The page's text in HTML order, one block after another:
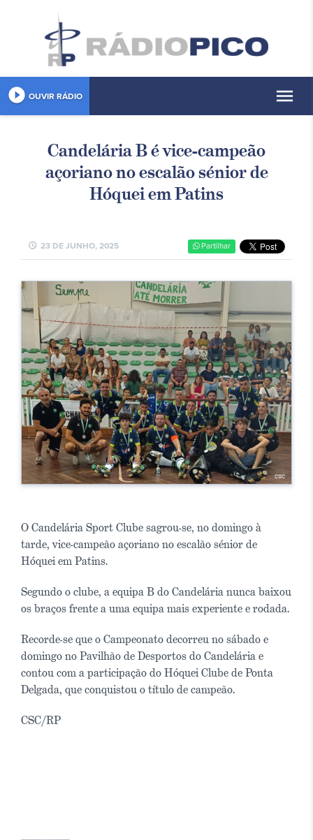
play_circle_filled OUVIR RÁDIO menu
Candelária B é vice-campeão
açoriano no escalão sénior de
Hóquei em Patins
schedule 23 DE JUNHO, 2025 Partilhar
O Candelária Sport Clube sagrou-se, no domingo à
tarde, vice-campeão açoriano no escalão sénior de
Hóquei em Patins.
Segundo o clube, a equipa B do Candelária nunca baixou
os braços frente a uma equipa mais experiente e rodada.
Recorde-se que o Campeonato decorreu no sábado e
domingo no Pavilhão de Desportos do Candelária e
contou com a participação do Hóquei Clube de Ponta
Delgada, que conquistou o título de campeão.
CSC/RP